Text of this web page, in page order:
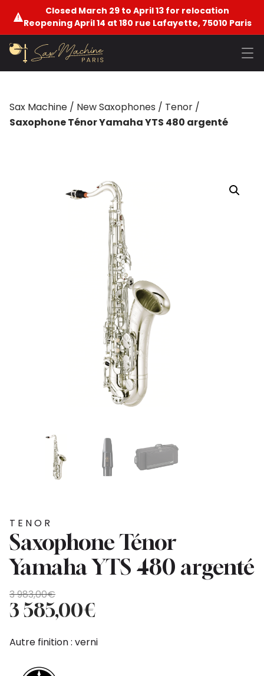
Closed March 29 to April 13 for relocation
Reopening April 14 at 180 rue Lafayette, 75010 Paris
Sax Machine / New Saxophones / Tenor /
Saxophone Ténor Yamaha YTS 480 argenté
TENOR
Saxophone Ténor
Yamaha YTS 480 argenté
3 983,00€
Original
price
was:
3
3 585,00€
Current
price
is:
3
Autre finition : verni